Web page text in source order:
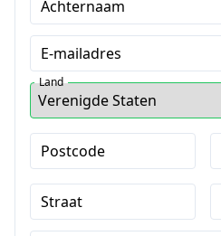
Achternaam
E-mailadres
Land
Postcode
Straat